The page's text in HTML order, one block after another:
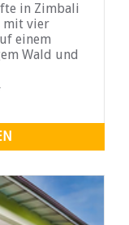
in Zimbali
mit vier
einem
Wald und